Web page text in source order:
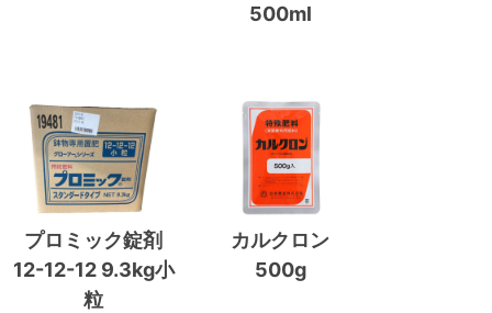
500ml
プロミック錠剤
12-12-12 9.3kg小
粒
カルクロン
500g